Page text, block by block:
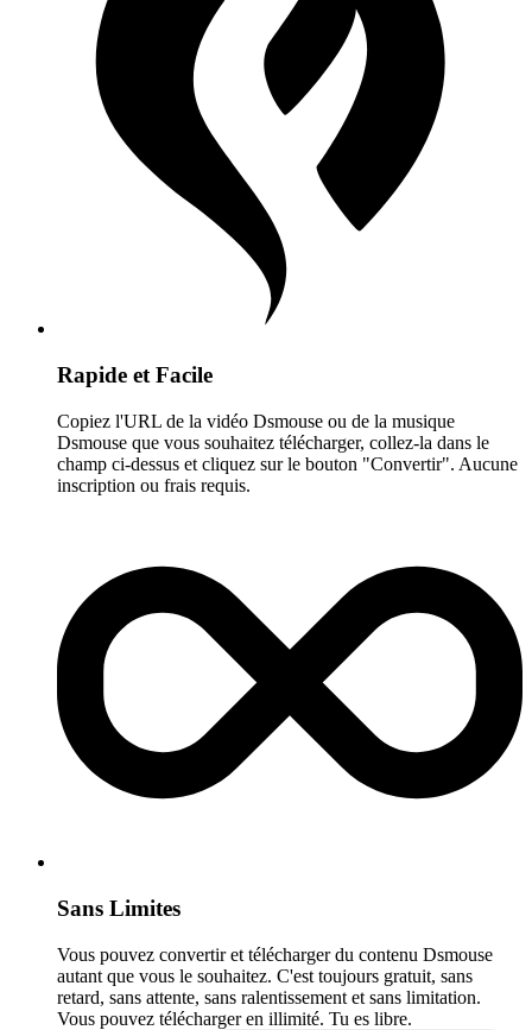
Rapide et Facile
Copiez l'URL de la vidéo Dsmouse ou de la musique
Dsmouse que vous souhaitez télécharger, collez-la dans le
champ ci-dessus et cliquez sur le bouton "Convertir". Aucune
inscription ou frais requis.
Sans Limites
Vous pouvez convertir et télécharger du contenu Dsmouse
autant que vous le souhaitez. C'est toujours gratuit, sans
retard, sans attente, sans ralentissement et sans limitation.
Vous pouvez télécharger en illimité. Tu es libre.